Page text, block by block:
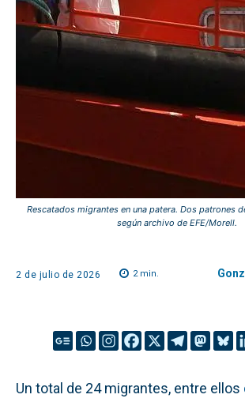
Rescatados migrantes en una patera. Dos patrones
según archivo de EFE/Morell.
2 de julio de 2026 2min.
Un total de 24 migrantes, entre ellos